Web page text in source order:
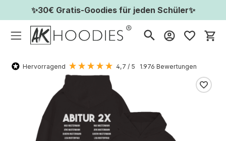
✨30€ Gratis-Goodies für jeden Schüler✨
Hervorragend 4,7 / 5 1.976 Bewertungen